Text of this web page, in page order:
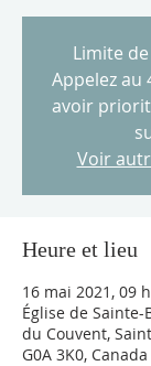
Limite
Appelez au
avoir
Voir
Heure et lieu
16 mai 2021, 09
Église de
du Couvent,
G0A 3K0, Canada